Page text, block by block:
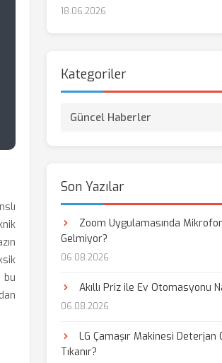
bu
18.06.2026
Kategoriler
Güncel Haberler
Son Yazılar
Zoom Uygulamasında
Gelmiyor?
06.08.2026
Akıllı Priz ile Ev Otomasyonu
06.08.2026
LG Çamaşır Makinesi Deterjan
Tıkanır?